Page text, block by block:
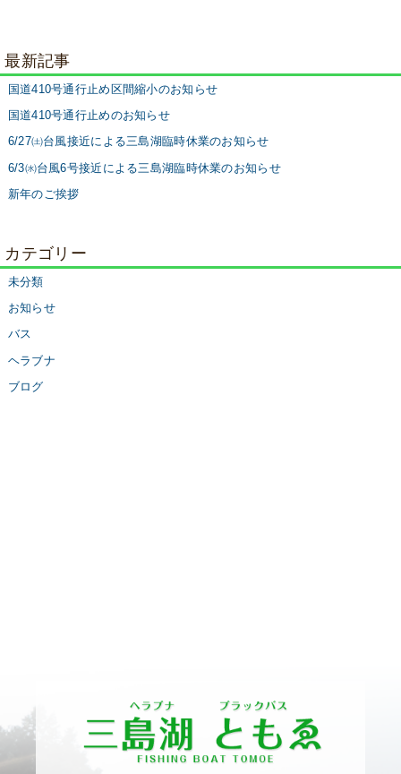
最新記事
国道410号通行止め区間縮小のお知らせ
国道410号通行止めのお知らせ
6/27㈯台風接近による三島湖臨時休業のお知らせ
6/3㈬台風6号接近による三島湖臨時休業のお知らせ
新年のご挨拶
カテゴリー
未分類
お知らせ
バス
ヘラブナ
ブログ